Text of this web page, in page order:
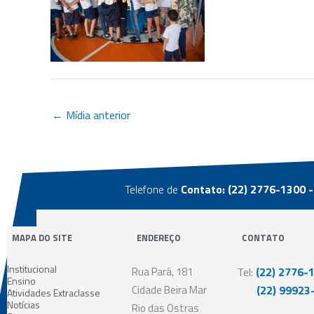
← Mídia anterior
Telefone de Contato: (22) 2776-1300
MAPA DO SITE
Institucional
Ensino
Atividades Extraclasse
Notícias
ENDEREÇO
Rua Pará, 181
Cidade Beira Mar
Rio das Ostras
CONTATO
Tel: (22) 2776-
(22)